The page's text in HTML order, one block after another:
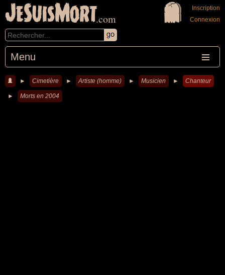
JeSuisMort.com
Menu
Inscription
Connexion
► Cimetière ► Artiste (homme) ► Musicien ► Chanteur
► Morts en 2004